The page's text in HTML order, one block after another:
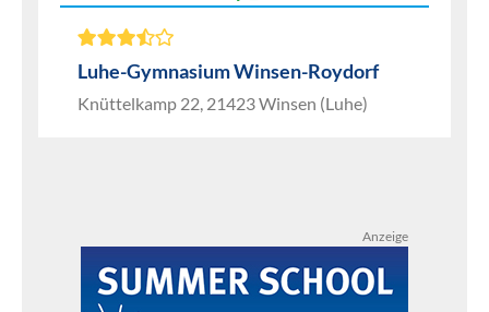
Luhe-Gymnasium Winsen-Roydorf
Knüttelkamp 22, 21423 Winsen (Luhe)
Anzeige